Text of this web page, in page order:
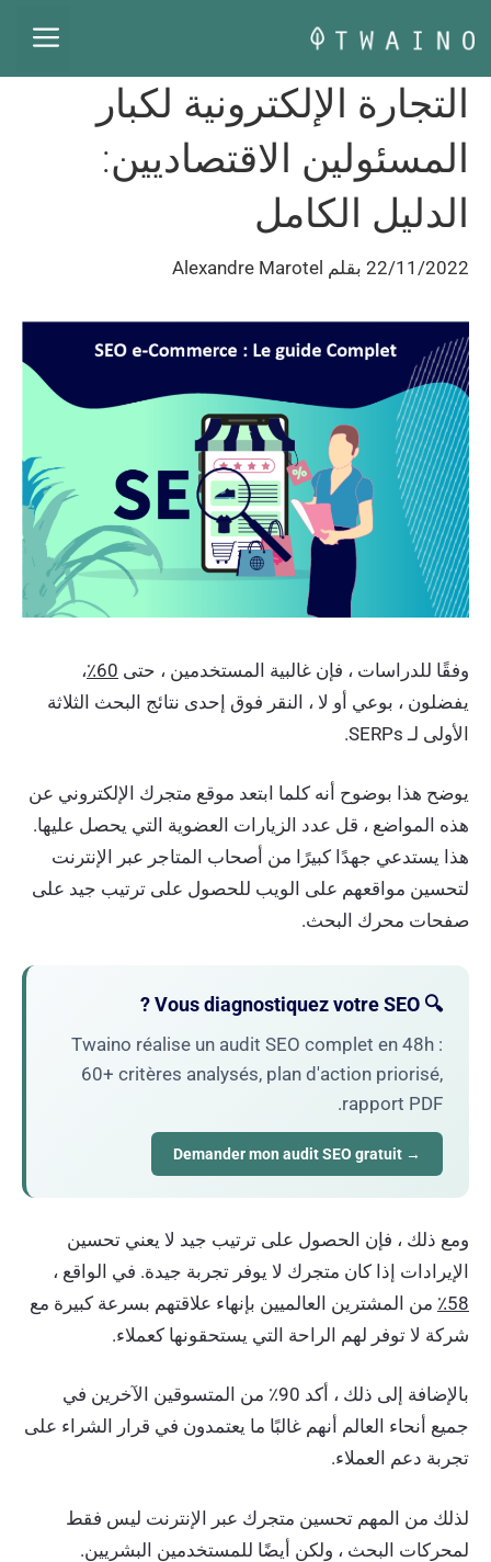
إلى
المحتوىالتجارة الإلكترونية لكبار
المسئولين الاقتصاديين:
الدليل الكامل
22/11/2022 بقلم Alexandre Marotel
وفقًا للدراسات ، فإن غالبية المستخدمين ، حتى 60٪ ،
يفضلون ، بوعي أو لا ، النقر فوق إحدى نتائج البحث الثلاثة
الأولى لـ SERPs.
يوضح هذا بوضوح أنه كلما ابتعد موقع متجرك الإلكتروني عن
هذه المواضع ، قل عدد الزيارات العضوية التي يحصل عليها.
هذا يستدعي جهدًا كبيرًا من أصحاب المتاجر عبر الإنترنت
لتحسين مواقعهم على الويب للحصول على ترتيب جيد على
صفحات محرك البحث.
🔍 Vous diagnostiquez votre SEO ?
Twaino réalise un audit SEO complet en 48h :
60+ critères analysés, plan d'action priorisé,
rapport PDF.
→ Demander mon audit SEO gratuit
ومع ذلك ، فإن الحصول على ترتيب جيد لا يعني تحسين
الإيرادات إذا كان متجرك لا يوفر تجربة جيدة. في الواقع ،
58٪
من المشترين العالميين بإنهاء علاقتهم بسرعة كبيرة مع
شركة لا توفر لهم الراحة التي يستحقونها كعملاء.
بالإضافة إلى ذلك ، أكد 90٪ من المتسوقين الآخرين في
جميع أنحاء العالم أنهم غالبًا ما يعتمدون في قرار الشراء على
تجربة دعم العملاء.
لذلك من المهم تحسين متجرك عبر الإنترنت ليس فقط
لمحركات البحث ، ولكن أيضًا للمستخدمين البشريين.